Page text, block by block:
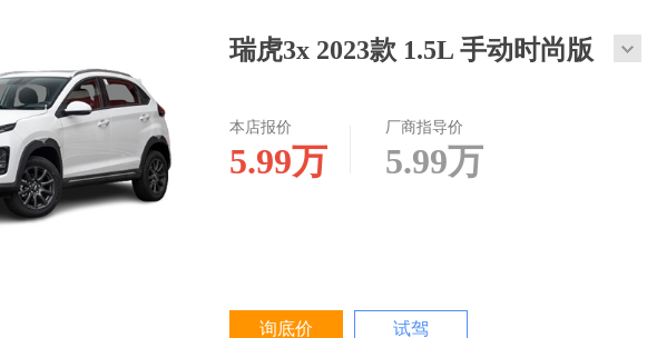
瑞虎3x 2023款 1.5L 手动时尚版
本店报价
5.99万
厂商指导价
5.99万
询底价 试驾